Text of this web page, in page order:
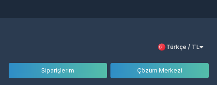
Türkçe / TL
Siparişlerim Çözüm Merkezi